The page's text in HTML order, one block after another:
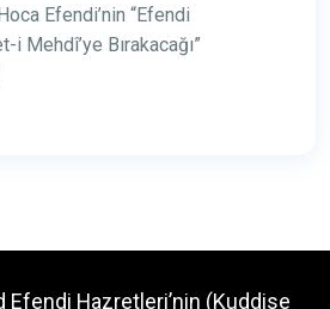
Efendi’nin “Efendi
i Mehdî’ye Bırakacağı”
Efendi Hazretleri’nin (Kuddise